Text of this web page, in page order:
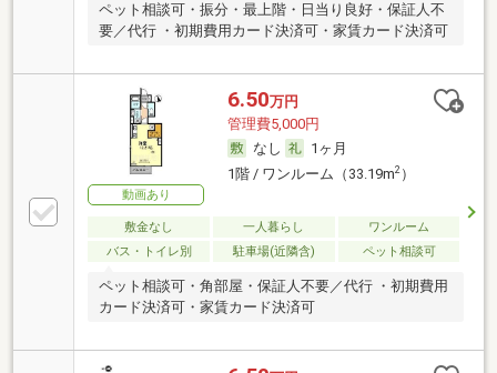
ペット相談可・振分・最上階・日当り良好・保証人不
要／代行 ・初期費用カード決済可・家賃カード決済可
動画あり
6.50万円
管理費5,000円
なし
1ヶ月
1階 / ワンルーム（33.19m2）
敷金なし 一人暮らし
ワンルーム
バス・トイレ別
駐車場(近隣含) ペット相談可
ペット相談可・角部屋・保証人不要／代行 ・初期費用
カード決済可・家賃カード決済可